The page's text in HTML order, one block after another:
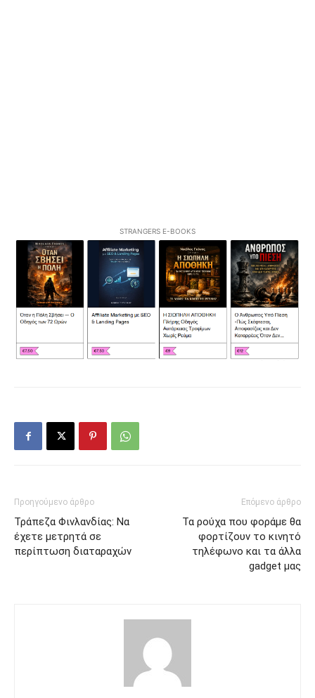
STRANGERS E-BOOKS
Προηγούμενο άρθρο
Τράπεζα Φινλανδίας: Να
έχετε μετρητά σε
περίπτωση διαταραχών
Επόμενο άρθρο
Τα ρούχα που φοράμε θα
φορτίζουν το κινητό
τηλέφωνο και τα άλλα
gadget μας